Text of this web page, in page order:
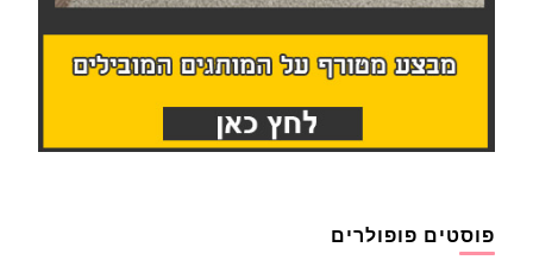
פוסטים פופולרים